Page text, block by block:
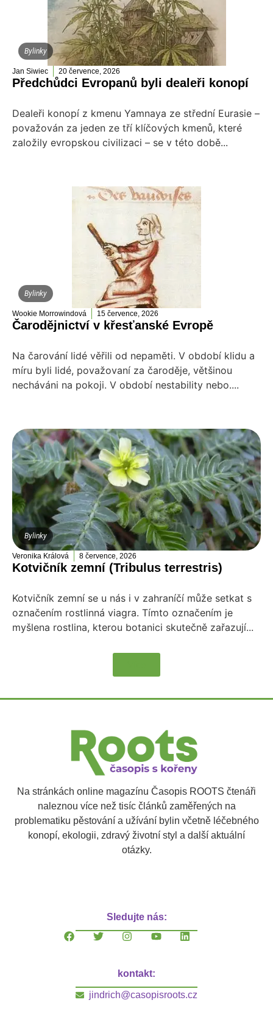
Bylinky
Jan Siwiec 20 července, 2026
Předchůdci Evropanů byli dealeři konopí
Dealeři konopí z kmenu Yamnaya ze střední Eurasie –
považován za jeden ze tří klíčových kmenů, které
založily evropskou civilizaci – se v této době...
Bylinky
Wookie Morrowindová 15 července, 2026
Čarodějnictví v křesťanské Evropě
Na čarování lidé věřili od nepaměti. V období klidu a
míru byli lidé, považovaní za čaroděje, většinou
necháváni na pokoji. V období nestability nebo....
Bylinky
Veronika Králová 8 července, 2026
Kotvičník zemní (Tribulus terrestris)
Kotvičník zemní se u nás i v zahraníčí může setkat s
označením rostlinná viagra. Tímto označením je
myšlena rostlina, kterou botanici skutečně zařazují...
Na stránkách online magazínu Časopis ROOTS čtenáři
naleznou více než tisíc článků zaměřených na
problematiku pěstování a užívání bylin včetně léčebného
konopí, ekologii, zdravý životní styl a další aktuální
otázky.
Sledujte nás:
kontakt:
jindrich@casopisroots.cz